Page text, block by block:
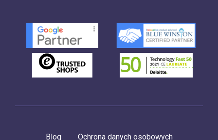
Blog Ochrona danych osobowych